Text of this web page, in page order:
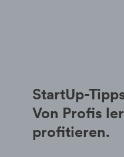
StartUp-
Von Profis
profitieren.